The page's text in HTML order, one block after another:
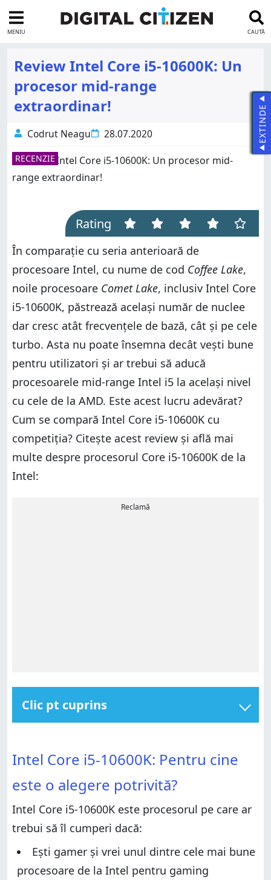
MENIU CAUTĂ
Review Intel Core i5-10600K: Un
procesor mid-range
extraordinar!
Codrut Neagu 28.07.2020
RECENZIE
Rating
În comparație cu seria anterioară de
procesoare Intel, cu nume de cod Coffee Lake,
noile procesoare Comet Lake, inclusiv Intel Core
i5-10600K, păstrează același număr de nuclee
dar cresc atât frecvențele de bază, cât și pe cele
turbo. Asta nu poate însemna decât vești bune
pentru utilizatori și ar trebui să aducă
procesoarele mid-range Intel i5 la același nivel
cu cele de la AMD. Este acest lucru adevărat?
Cum se compară Intel Core i5-10600K cu
competiția? Citește acest review și află mai
multe despre procesorul Core i5-10600K de la
Intel:
Reclamă
Clic pt cuprins
Pro și contra
Verdict
Caracteristici hardware
Performanța în benchmark-uri și jocuri
Ce părere ai despre Intel Core i5-10600K?
potrivită?
Verdict
Caracteristici hardware
Performanța în benchmark-uri și jocuri
Ce părere ai despre Intel Core i5-10600K?
Intel Core i5-10600K: Pentru cine
este o alegere potrivită?
Intel Core i5-10600K este procesorul pe care ar
trebui să îl cumperi dacă:
Ești gamer și vrei unul dintre cele mai bune
procesoare de la Intel pentru gaming
EXTINDE